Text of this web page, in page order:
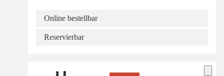
Online bestellbar
Reservierbar